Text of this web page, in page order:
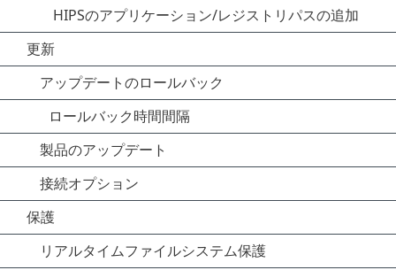
HIPSのアプリケーション/レジストリパスの追加
更新
アップデートのロールバック
ロールバック時間間隔
製品のアップデート
接続オプション
保護
リアルタイムファイルシステム保護